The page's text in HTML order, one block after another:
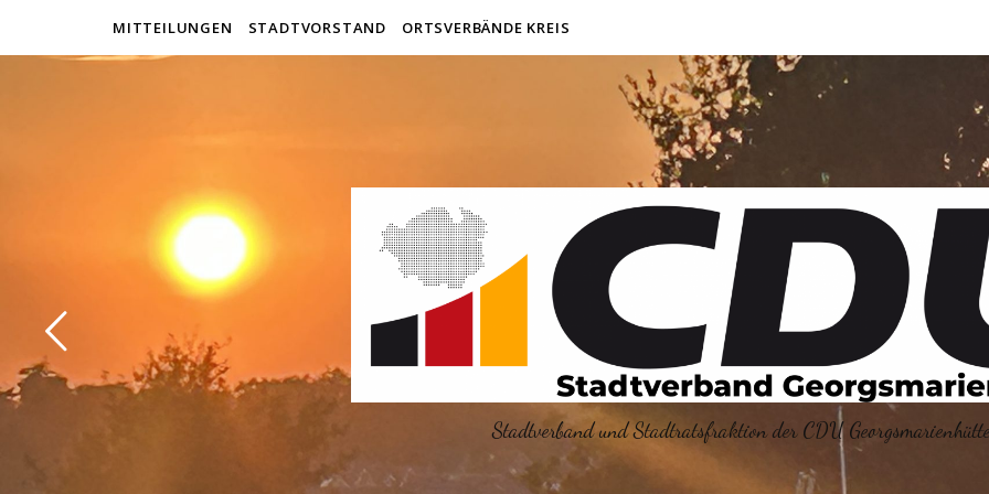
MITTEILUNGEN STADTVORSTAND ORTSVERBÄNDE KREIS
Stadtverband und Stadtratsfraktion der CDU